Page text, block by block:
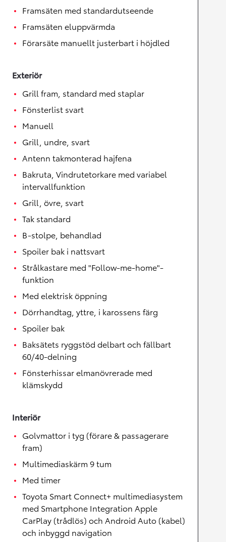
Framsäten med standardutseende
Framsäten eluppvärmda
Förarsäte manuellt justerbart i höjdled
Exteriör
Grill fram, standard med staplar
Fönsterlist svart
Manuell
Grill, undre, svart
Antenn takmonterad hajfena
Bakruta, Vindrutetorkare med variabel
intervallfunktion
Grill, övre, svart
Tak standard
B-stolpe, behandlad
Spoiler bak i nattsvart
Strålkastare med "Follow-me-home"-
funktion
Med elektrisk öppning
Dörrhandtag, yttre, i karossens färg
Spoiler bak
Baksätets ryggstöd delbart och fällbart
60/40-delning
Fönsterhissar elmanövrerade med
klämskydd
Interiör
Golvmattor i tyg (förare & passagerare
fram)
Multimediaskärm 9 tum
Med timer
Toyota Smart Connect+ multimediasystem
med Smartphone Integration Apple
CarPlay (trådlös) och Android Auto (kabel)
och inbyggd navigation